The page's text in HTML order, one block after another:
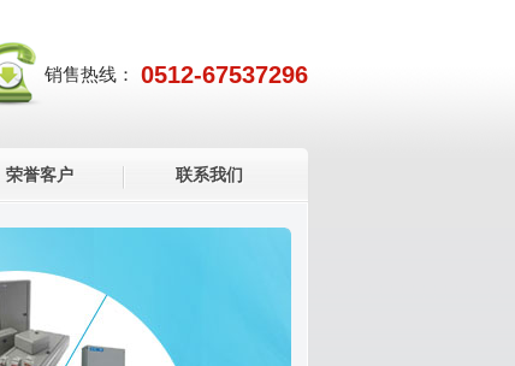
0512-67537296
销售热线：
荣誉客户 联系我们